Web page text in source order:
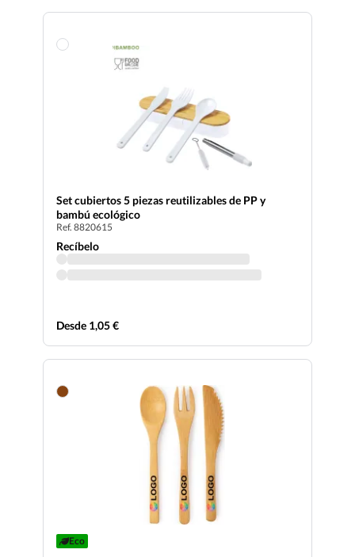
Set cubiertos 5 piezas reutilizables de PP y
bambú ecológico
Ref. 8820615
Recíbelo
Desde 1,05 €
Eco